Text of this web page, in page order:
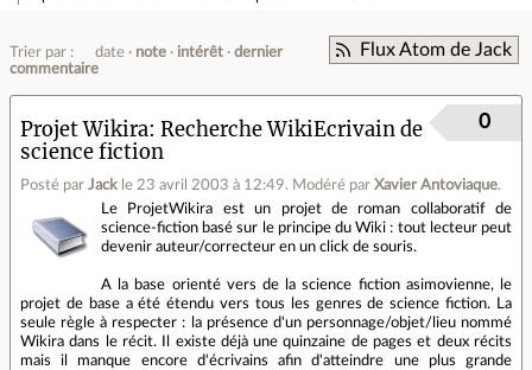
Flux Atom de Jack
Trier par : date note intérêt
dernier
commentaire
Projet Wikira: Recherche WikiEcrivain de
science fiction
Posté par Jack le 23 avril 2003 à 12:49. Modéré par Xavier Antoviaque.
0
Le ProjetWikira est un projet de roman collaboratif de
science-fiction basé sur le principe du Wiki : tout lecteur peut
devenir auteur/correcteur en un click de souris.
A la base orienté vers de la science fiction asimovienne, le
projet de base a été étendu vers tous les genres de science fiction. La
seule règle à respecter : la présence d'un personnage/objet/lieu nommé
Wikira dans le récit. Il existe déjà une quinzaine de pages et deux récits
mais il manque encore d'écrivains afin d'atteindre une plus grande